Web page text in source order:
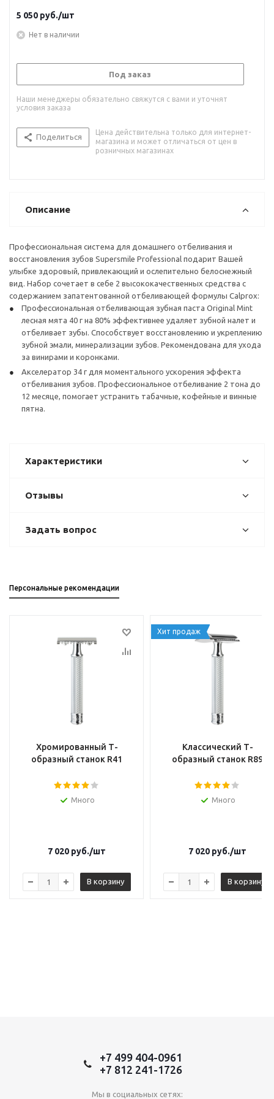
5 050 руб./шт
Нет в наличии
Под заказ
Наши менеджеры обязательно свяжутся с вами и уточнят
условия заказа
Поделиться
Цена действительна только для интернет-
магазина и может отличаться от цен в
розничных магазинах
Описание
Профессиональная система для домашнего отбеливания и
восстановления зубов Supersmile Professional подарит Вашей
улыбке здоровый, привлекающий и ослепительно белоснежный
вид. Набор сочетает в себе 2 высококачественных средства с
содержанием запатентованной отбеливающей формулы Calprox:
Профессиональная отбеливающая зубная паста Original Mint
лесная мята 40 г на 80% эффективнее удаляет зубной налет и
отбеливает зубы. Способствует восстановлению и укреплению
зубной эмали, минерализации зубов. Рекомендована для ухода
за винирами и коронками.
Акселератор 34 г для моментального ускорения эффекта
отбеливания зубов. Профессиональное отбеливание 2 тона до
12 месяце, помогает устранить табачные, кофейные и винные
пятна.
Характеристики
Отзывы
Задать вопрос
Персональные рекомендации
Хромированный Т-
образный станок R41
Много
7 020 руб./шт
В корзину
Хит продаж
Классический Т-
образный станок R89
Много
7 020 руб./шт
В корзину
+7 499 404-0961
+7 812 241-1726
Мы в социальных сетях: